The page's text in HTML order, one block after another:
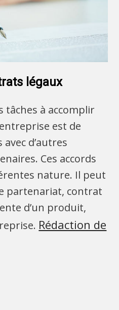
légaux
tâches à accomplir
est de
d’autres
Ces accords
nature. Il peut
partenariat, contrat
d’un produit,
Rédaction de